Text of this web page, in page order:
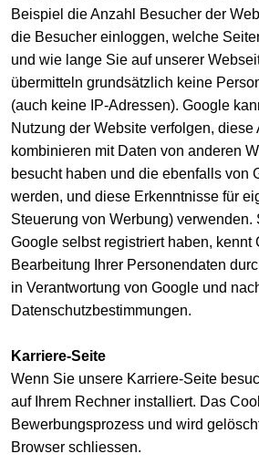
Beispiel die Anzahl Besucher der
die Besucher einloggen, welche
und wie lange Sie auf unserer
übermitteln grundsätzlich keine
(auch keine IP-Adressen). Google
Nutzung der Website verfolgen, diese
kombinieren mit Daten von anderen
besucht haben und die ebenfalls von
werden, und diese Erkenntnisse für
Steuerung von Werbung) verwenden.
Google selbst registriert haben, kennt
Bearbeitung Ihrer Personendaten
in Verantwortung von Google und
Datenschutzbestimmungen.
Karriere-Seite
Wenn Sie unsere Karriere-Seite
auf Ihrem Rechner installiert. Das
Bewerbungsprozess und wird
Browser schliessen.